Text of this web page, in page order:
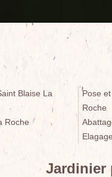
Blaise La
Roche
Pose
Roche
Jardinier